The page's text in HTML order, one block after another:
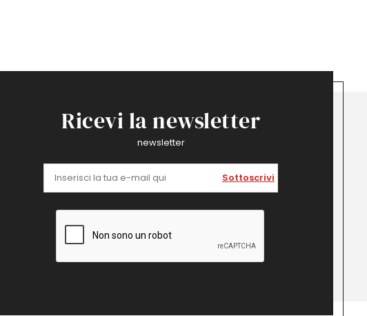
Ricevi la newsletter
newsletter
Sottoscrivi